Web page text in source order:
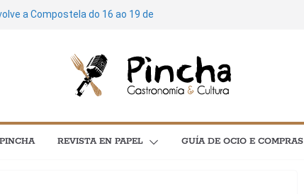
a Compostela do 16 ao 19 de
festivais e exposicións
soará ao ritmo do Feito a Man do
e cinema protagonizan unha
Coruñesas e A Artesa da Moza
e astronomía no menú “As
REVISTA EN PAPEL GUÍA DE OCIO E COMPRAS